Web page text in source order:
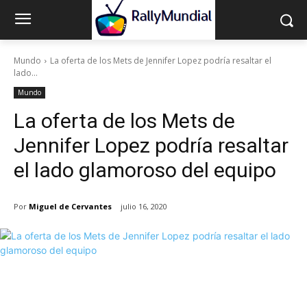
Mundo
La oferta de los Mets de Jennifer Lopez podría resaltar el
lado...
Mundo
La oferta de los Mets de
Jennifer Lopez podría resaltar
el lado glamoroso del equipo
Por Miguel de Cervantes julio 16, 2020